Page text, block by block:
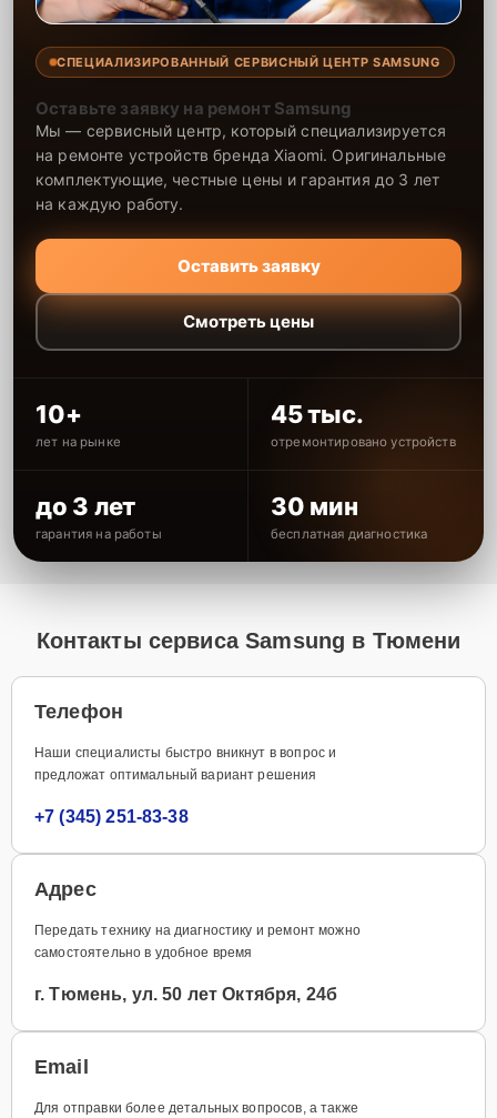
СПЕЦИАЛИЗИРОВАННЫЙ СЕРВИСНЫЙ ЦЕНТР SAMSUNG
Оставьте заявку на ремонт Samsung
Мы — сервисный центр, который специализируется
на ремонте устройств бренда Xiaomi. Оригинальные
комплектующие, честные цены и гарантия до 3 лет
на каждую работу.
Оставить заявку
Смотреть цены
10+
лет на рынке
45 тыс.
отремонтировано устройств
до 3 лет
гарантия на работы
30 мин
бесплатная диагностика
Контакты сервиса Samsung в Тюмени
Телефон
Наши специалисты быстро вникнут в вопрос и
предложат оптимальный вариант решения
+7 (345) 251-83-38
Адрес
Передать технику на диагностику и ремонт можно
самостоятельно в удобное время
г. Тюмень, ул. 50 лет Октября, 24б
Email
Для отправки более детальных вопросов, а также